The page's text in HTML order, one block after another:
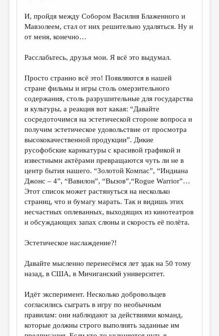
И, пройдя между Собором Василия Блаженного и
Мавзолеем, стал от них решительно удаляться. Ну и
от меня, конечно…
Расслабьтесь, друзья мои. Я всё это выдумал.
Просто странно всё это! Появляются в нашей
стране фильмы и игры столь омерзительного
содержания, столь разрушительные для государства
и культуры, а реакция вот какая: “Давайте
сосредоточимся на эстетической стороне вопроса и
получим эстетическое удовольствие от просмотра
высококачественной продукции”. Дикие
русофобские карикатуры с красивой графикой и
известными актёрами превращаются чуть ли не в
центр бытия нашего. “Золотой Компас”, “Индиана
Джонс – 4”, “Вавилон”, “Вызов”,“Rogue Warrior”…
Этот список может растянуться на несколько
страниц, что и бумагу марать. Так и видишь этих
несчастных оплеванных, выходящих из кинотеатров
и обсуждающих запах слюны и скорость её полёта.
Эстетическое наслаждение?!
Давайте мысленно перенесёмся лет эдак на 50 тому
назад, в США, в Мичиганский университет.
Идёт эксперимент. Несколько добровольцев
согласились сыграть в игру по необычным
правилам: они наблюдают за действиями команд,
которые должны строго выполнять заданные им